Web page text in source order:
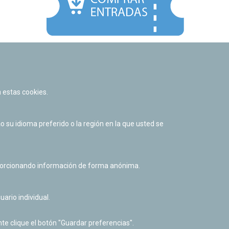
Política de cookies
Derecho de acceso a información pública
cookies.
su idioma preferido o la región en la que usted se
información de forma anónima.
individual.
clique el botón "Guardar preferencias".